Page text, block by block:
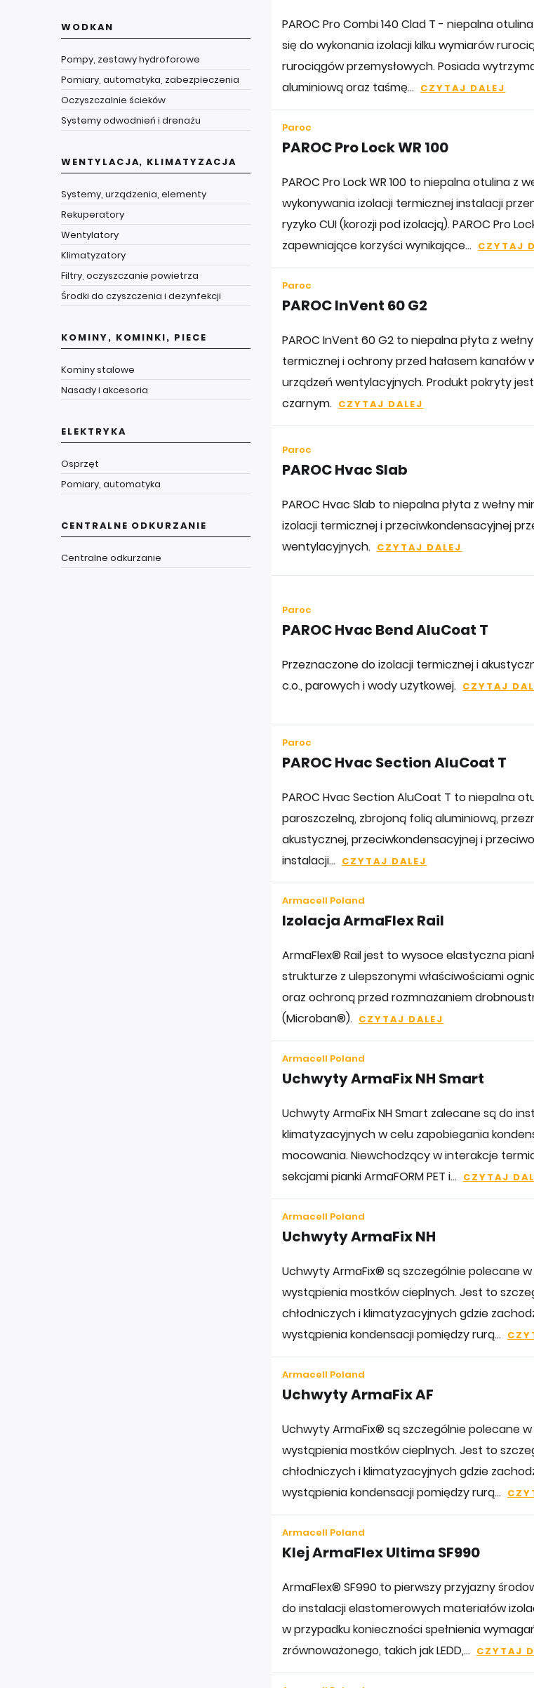
WODKAN
Pompy, zestawy hydroforowe
Pomiary, automatyka, zabezpieczenia
Oczyszczalnie ścieków
Systemy odwodnień i drenażu
WENTYLACJA, KLIMATYZACJA
Systemy, urządzenia, elementy
Rekuperatory
Wentylatory
Klimatyzatory
Filtry, oczyszczanie powietrza
Środki do czyszczenia i dezynfekcji
KOMINY, KOMINKI, PIECE
Kominy stalowe
Nasady i akcesoria
ELEKTRYKA
Osprzęt
Pomiary, automatyka
CENTRALNE ODKURZANIE
Centralne odkurzanie
PAROC Pro Combi 140 Clad T - niepalna
się do wykonania izolacji kilku wymiarów
rurociągów przemysłowych. Posiada
aluminiową oraz taśmę... CZYTAJ DALEJ
Paroc
PAROC Pro Lock WR 100
PAROC Pro Lock WR 100 to niepalna otulina z
wykonywania izolacji termicznej instalacji
ryzyko CUI (korozji pod izolacją). PAROC Pro
zapewniające korzyści wynikające... CZYTAJ
Paroc
PAROC InVent 60 G2
PAROC InVent 60 G2 to niepalna płyta z
termicznej i ochrony przed hałasem
urządzeń wentylacyjnych. Produkt pokryty
czarnym. CZYTAJ DALEJ
Paroc
PAROC Hvac Slab
PAROC Hvac Slab to niepalna płyta z wełny
izolacji termicznej i przeciwkondensacyjnej
wentylacyjnych. CZYTAJ DALEJ
Paroc
PAROC Hvac Bend AluCoat T
Przeznaczone do izolacji termicznej i
c.o., parowych i wody użytkowej. CZYTAJ
Paroc
PAROC Hvac Section AluCoat T
PAROC Hvac Section AluCoat T to niepalna
paroszczelną, zbrojoną folią aluminiową,
akustycznej, przeciwkondensacyjnej i
instalacji... CZYTAJ DALEJ
Armacell Poland
Izolacja ArmaFlex Rail
ArmaFlex® Rail jest to wysoce elastyczna
strukturze z ulepszonymi właściwościami
oraz ochroną przed rozmnażaniem
(Microban®). CZYTAJ DALEJ
Armacell Poland
Uchwyty ArmaFix NH Smart
Uchwyty ArmaFix NH Smart zalecane są do
klimatyzacyjnych w celu zapobiegania
mocowania. Niewchodzący w interakcje
sekcjami pianki ArmaFORM PET i... CZYTAJ
Armacell Poland
Uchwyty ArmaFix NH
Uchwyty ArmaFix® są szczególnie polecane
wystąpienia mostków cieplnych. Jest to
chłodniczych i klimatyzacyjnych gdzie
wystąpienia kondensacji pomiędzy rurą...
Armacell Poland
Uchwyty ArmaFix AF
Uchwyty ArmaFix® są szczególnie polecane
wystąpienia mostków cieplnych. Jest to
chłodniczych i klimatyzacyjnych gdzie
wystąpienia kondensacji pomiędzy rurą...
Armacell Poland
Klej ArmaFlex Ultima SF990
ArmaFlex® SF990 to pierwszy przyjazny
do instalacji elastomerowych materiałów
w przypadku konieczności spełnienia
zrównoważonego, takich jak LEDD,... CZYTAJ